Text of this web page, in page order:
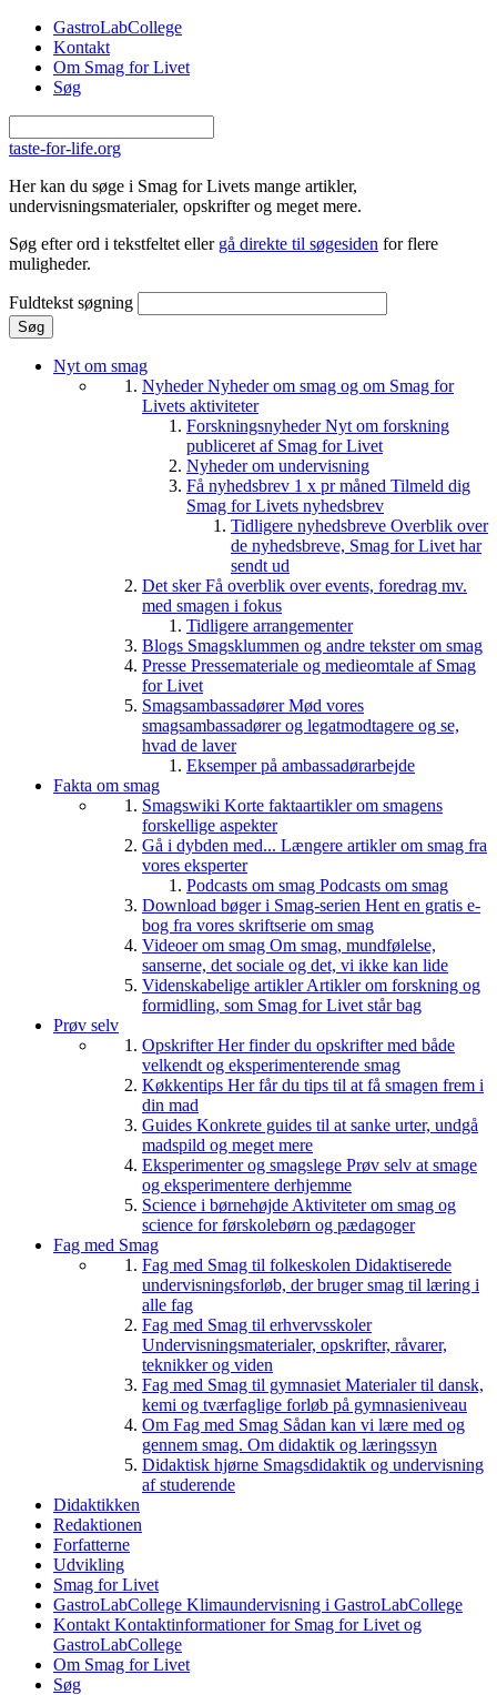
Gå til hovedindhold
GastroLabCollege
Kontakt
Om Smag for Livet
Søg
taste-for-life.org
Her kan du søge i Smag for Livets mange artikler,
undervisningsmaterialer, opskrifter og meget mere.
Søg efter ord i tekstfeltet eller gå direkte til søgesiden for flere
muligheder.
Fuldtekst søgning
Nyt om smag
NyhederNyheder om smag og om Smag for
Livets aktiviteter
ForskningsnyhederNyt om forskning
publiceret af Smag for Livet
Nyheder om undervisning
Få nyhedsbrev 1 x pr måned Tilmeld dig
Smag for Livets nyhedsbrev
Tidligere nyhedsbreve Overblik over
de nyhedsbreve, Smag for Livet har
sendt ud
Det skerFå overblik over events, foredrag mv.
med smagen i fokus
Tidligere arrangementer
Blogs Smagsklummen og andre tekster om smag
Presse Pressemateriale og medieomtale af Smag
for Livet
SmagsambassadørerMød vores
smagsambassadører og legatmodtagere og se,
hvad de laver
Eksemper på ambassadørarbejde
Fakta om smag
Smagswiki Korte faktaartikler om smagens
forskellige aspekter
Gå i dybden med... Længere artikler om smag fra
vores eksperter
Podcasts om smag Podcasts om smag
Download bøger i Smag-serien Hent en gratis e-
bog fra vores skriftserie om smag
Videoer om smag Om smag, mundfølelse,
sanserne, det sociale og det, vi ikke kan lide
Videnskabelige artiklerArtikler om forskning og
formidling, som Smag for Livet står bag
Prøv selv
OpskrifterHer finder du opskrifter med både
velkendt og eksperimenterende smag
Køkkentips Her får du tips til at få smagen frem i
din mad
Guides Konkrete guides til at sanke urter, undgå
madspild og meget mere
Eksperimenter og smagslege Prøv selv at smage
og eksperimentere derhjemme
Science i børnehøjde Aktiviteter om smag og
science for førskolebørn og pædagoger
Fag med Smag
Fag med Smag til folkeskolen Didaktiserede
undervisningsforløb, der bruger smag til læring i
alle fag
Fag med Smag til erhvervsskoler
Undervisningsmaterialer, opskrifter, råvarer,
teknikker og viden
Fag med Smag til gymnasiet Materialer til dansk,
kemi og tværfaglige forløb på gymnasieniveau
Om Fag med Smag Sådan kan vi lære med og
gennem smag. Om didaktik og læringssyn
Didaktisk hjørne Smagsdidaktik og undervisning
af studerende
Didaktikken
Redaktionen
Forfatterne
Udvikling
Smag for Livet
GastroLabCollege Klimaundervisning i GastroLabCollege
Kontakt Kontaktinformationer for Smag for Livet og
GastroLabCollege
Om Smag for Livet
Søg